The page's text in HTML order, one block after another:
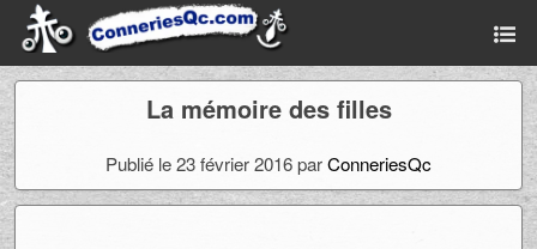
La mémoire des filles
Publié le 23 février 2016 parConneriesQc